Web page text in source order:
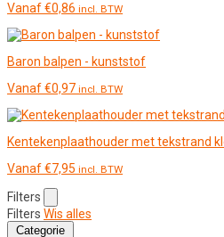
Vanaf€0,86 incl. BTW
Baron balpen - kunststof
Vanaf€0,97 incl. BTW
Kentekenplaathouder met tekstrand
Vanaf€7,95 incl. BTW
Filters
Filters Wis alles
Categorie